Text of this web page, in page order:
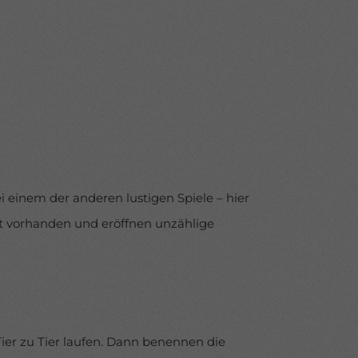
einem der anderen lustigen Spiele – hier
vorhanden und eröffnen unzählige
zu Tier laufen. Dann benennen die